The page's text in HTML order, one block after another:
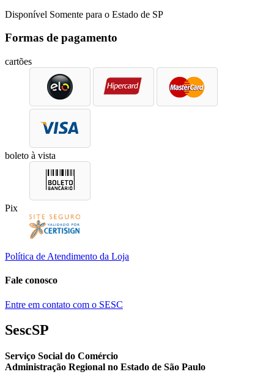
Disponível Somente para o Estado de SP
Formas de pagamento
cartões
boleto à vista
Pix
Política de Atendimento da Loja
Fale conosco
Entre em contato com o SESC
SescSP
Serviço Social do Comércio
Administração Regional no Estado de São Paulo